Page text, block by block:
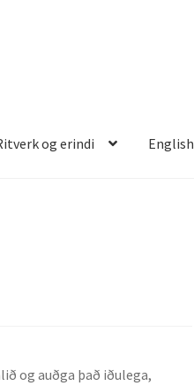
og erindi English
og auðga það iðulega,